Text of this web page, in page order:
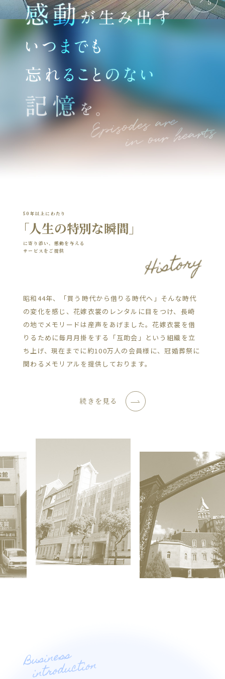
5
50年以上にわたり
「人生の特別な瞬間」
に寄り添い、感動を与える
サービスをご提供
昭和44年、「買う時代から借りる時代へ」そんな時代
の変化を感じ、花嫁衣裳のレンタルに目をつけ、長崎
の地でメモリードは産声をあげました。花嫁衣裳を借
りるために毎月月掛をする「互助会」という組織を立
ち上げ、現在までに約100万人の会員様に、冠婚葬祭に
関わるメモリアルを提供しております。
続きを見る
地域とともに、この先も。
「感動の輪」
メモリードは世界に誇れる日本の「おもてなし」を追
求し続け、地域の皆様に支えられながら展開してまいり
ました。これからの私たちは、事業の一部として今ま
で以上の地域貢献に取り組みます。地域の賑わいや発
展とともに、私たち自身の成長を目指します。そして、
世界でも通用するサービスを展開していきます。
メモリードについて